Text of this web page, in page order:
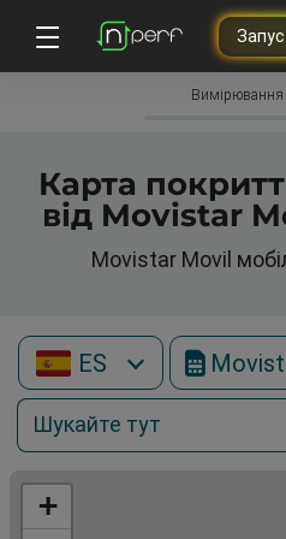
Вимірювання
Карта
від Movistar
Movistar Movil
ES
+